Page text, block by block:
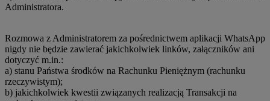
Administratora.
Rozmowa z Administratorem za pośrednictwem aplikacji WhatsApp
nigdy nie będzie zawierać jakichkolwiek linków, załączników ani
dotyczyć m.in.:
a) stanu Państwa środków na Rachunku Pieniężnym (rachunku
rzeczywistym);
b) jakichkolwiek kwestii związanych realizacją Transakcji na